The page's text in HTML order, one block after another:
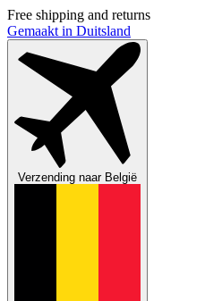
Free shipping and returns
Gemaakt in Duitsland
Verzending naarBelgië